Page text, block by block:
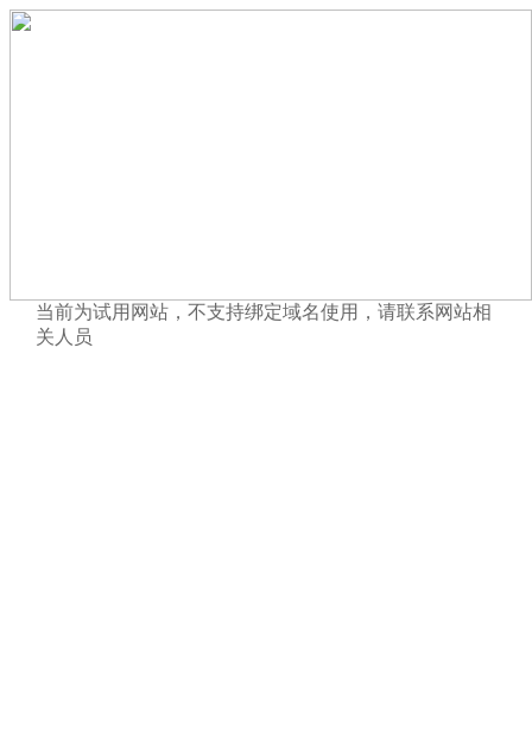
当前为试用网站，不支持绑定域名使用，请联系网站相
关人员